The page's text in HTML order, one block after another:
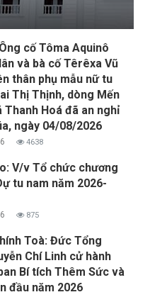
cố Tôma Aquinô
và bà cố Têrêxa Vũ
thân phụ mẫu nữ tu
Thị Thịnh, dòng Mến
Thanh Hoá đã an nghỉ
ngày 04/08/2026
4638
V/v Tổ chức chương
tu nam năm 2026-
875
Toà: Đức Tổng
Chí Linh cử hành
Bí tích Thêm Sức và
đầu năm 2026